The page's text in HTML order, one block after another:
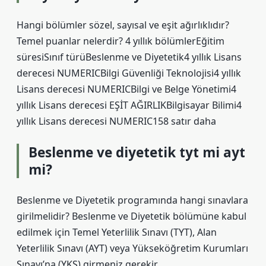
Hangi bölümler sözel, sayısal ve eşit ağırlıklıdır?
Temel puanlar nelerdir? 4 yıllık bölümlerEğitim
süresiSınıf türüBeslenme ve Diyetetik4 yıllık Lisans
derecesi NUMERICBilgi Güvenliği Teknolojisi4 yıllık
Lisans derecesi NUMERICBilgi ve Belge Yönetimi4
yıllık Lisans derecesi EŞİT AĞIRLIKBilgisayar Bilimi4
yıllık Lisans derecesi NUMERIC158 satır daha
Beslenme ve diyetetik tyt mi ayt
mi?
Beslenme ve Diyetetik programında hangi sınavlara
girilmelidir? Beslenme ve Diyetetik bölümüne kabul
edilmek için Temel Yeterlilik Sınavı (TYT), Alan
Yeterlilik Sınavı (AYT) veya Yükseköğretim Kurumları